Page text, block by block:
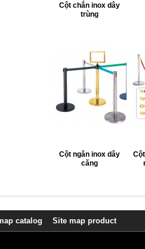
Cột chắn inox dây
trùng
Cột ngăn inox dây
căng
catalog Site map product